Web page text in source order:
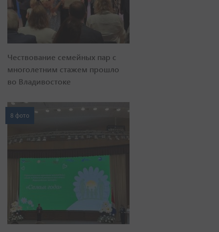
Чествование семейных пар с
многолетним стажем прошло
во Владивостоке
8 фото